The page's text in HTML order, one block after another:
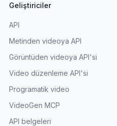
Geliştiriciler
API
Metinden videoya API
Görüntüden videoya API'si
Video düzenleme API'si
Programatik video
VideoGen MCP
API belgeleri